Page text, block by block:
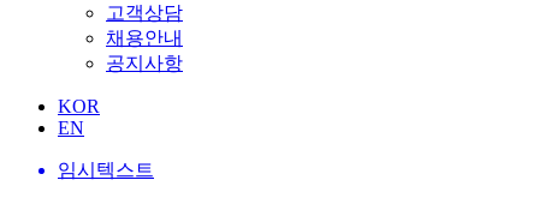
고객상담
채용안내
공지사항
KOR
EN
임시텍스트